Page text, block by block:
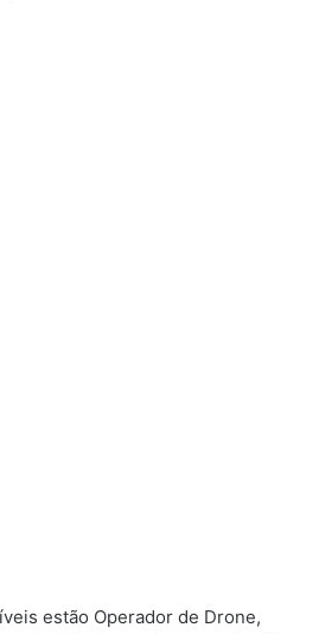
estão Operador de Drone,